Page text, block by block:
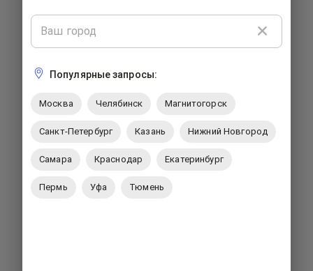
Популярные запросы:
Москва Челябинск Магнитогорск
Санкт-Петербург Казань Нижний Новгород
Самара Краснодар Екатеринбург
Пермь Уфа Тюмень